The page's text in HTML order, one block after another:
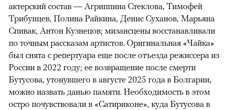
актерский состав — Агриппина Стеклова, Тимофей
Трибунцев, Полина Райкина, Денис Суханов, Марьяна
Спивак, Антон Кузнецов; мизансцены восстанавливали
по точным рассказам артистов. Оригинальная «Чайка»
был снята с репертуара еще после отъезда режиссера из
России в 2022 году; ее возвращение после смерти
Бутусова, утонувшего в августе 2025 года в Болгарии,
можно назвать данью памяти. Необходимость в этом
остро почувствовали в «Сатириконе», куда Бутусова в